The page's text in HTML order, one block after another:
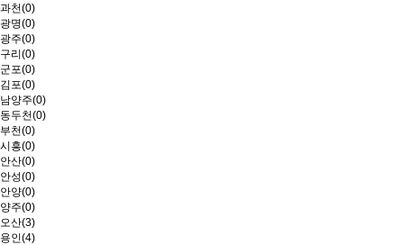
과천(0)
광명(0)
광주(0)
구리(0)
군포(0)
김포(0)
남양주(0)
동두천(0)
부천(0)
시흥(0)
안산(0)
안성(0)
안양(0)
양주(0)
오산(3)
용인(4)